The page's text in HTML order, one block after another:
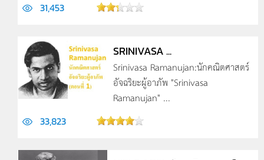
31,453
SRINIVASA ...
Srinivasa Ramanujan:นักคณิตศาสตร์
อัจฉริยะผู้อาภัพ "Srinivasa
Ramanujan" ...
33,823